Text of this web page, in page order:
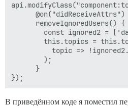
      @on("didReceiveAttrs")
      removeIgnoredUsers() {
const ignored2 =
this.topics =
topic =>
        );
      }
В приведённом коде я поместил